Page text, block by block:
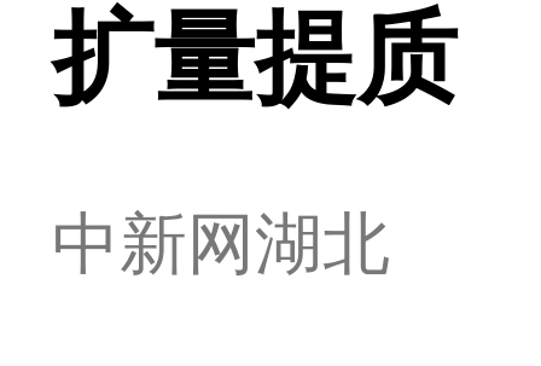
扩量提质
中新网湖北